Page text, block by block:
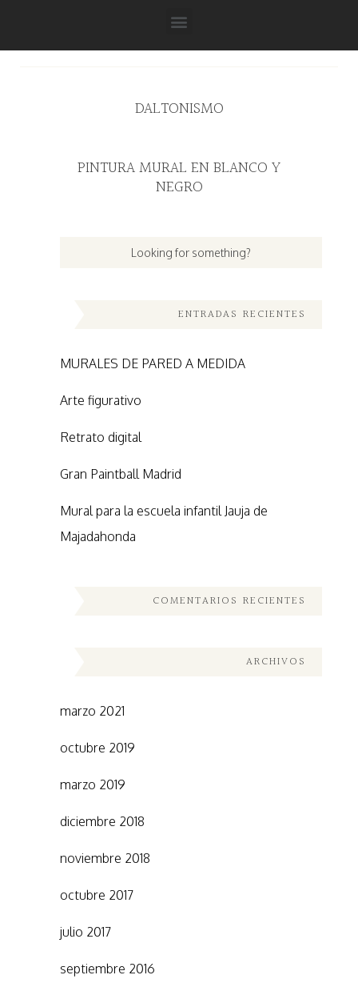
DALTONISMO
PINTURA MURAL EN BLANCO Y
NEGRO
ENTRADAS RECIENTES
MURALES DE PARED A MEDIDA
Arte figurativo
Retrato digital
Gran Paintball Madrid
Mural para la escuela infantil Jauja de
Majadahonda
COMENTARIOS RECIENTES
ARCHIVOS
marzo 2021
octubre 2019
marzo 2019
diciembre 2018
noviembre 2018
octubre 2017
julio 2017
septiembre 2016